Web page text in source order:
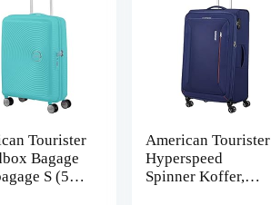
Tourister
Bagage
S (55
American Tourister
Hyperspeed
Spinner Koffer,